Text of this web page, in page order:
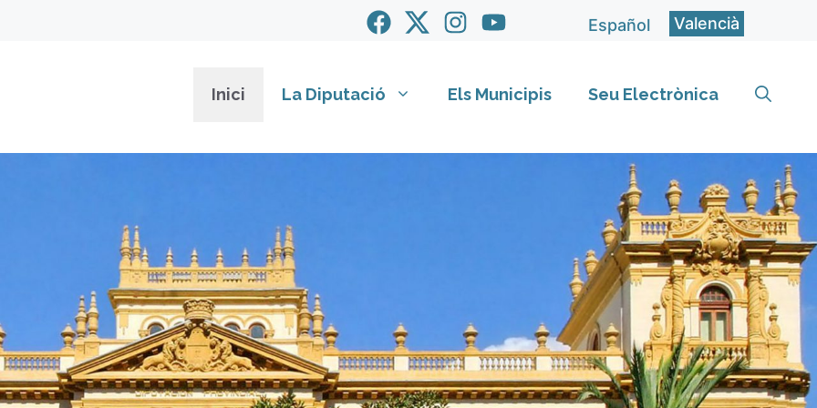
Español Valencià
Inici La Diputació Els Municipis Seu Electrònica